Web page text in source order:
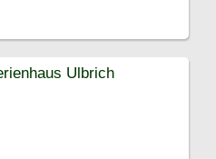
Ulbrich